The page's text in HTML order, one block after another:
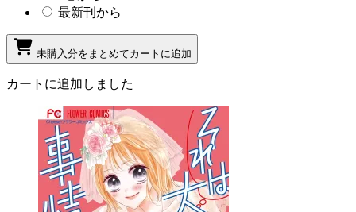
最新刊から
未購入分をまとめてカートに追加
カートに追加しました